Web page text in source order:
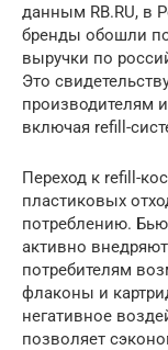
данным RB.RU, в
бренды обошли
выручки по
Это
производителям
включая refill-
Переход к refill-
пластиковых
потреблению.
активно
потребителям
флаконы и
негативное
позволяет